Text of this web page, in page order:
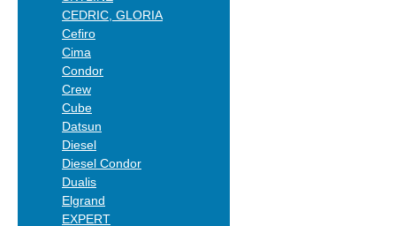
CEDRIC, GLORIA
Cefiro
Cima
Condor
Crew
Cube
Datsun
Diesel
Diesel Condor
Dualis
Elgrand
EXPERT